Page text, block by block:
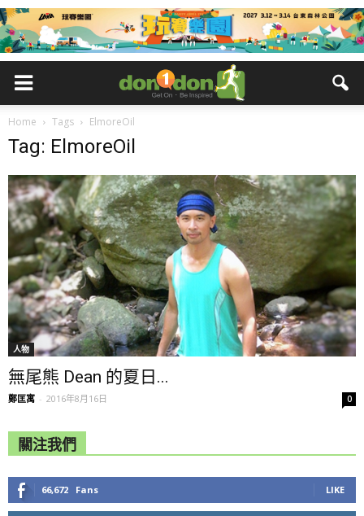
Home Tags ElmoreOil
Tag: ElmoreOil
人物
無尾熊 Dean 的夏日...
鄭匡寓 - 2016年8月16日 0
關注我們
66,672 Fans LIKE